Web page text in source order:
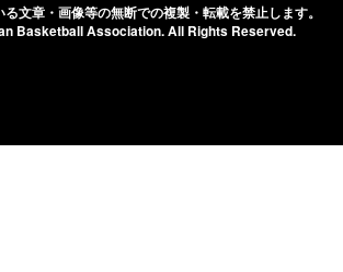
文章・画像等の無断での複製・転載を禁止します。
Basketball Association.All Rights Reserved.